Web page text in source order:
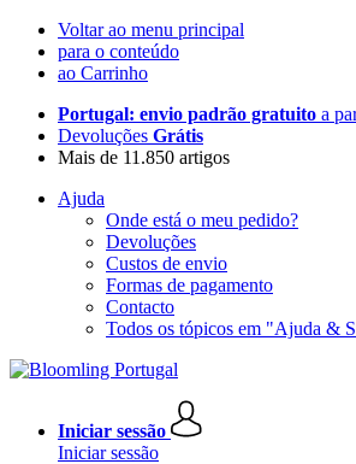
Voltar ao menu principal
para o conteúdo
ao Carrinho
Portugal: envio padrão gratuito a
Devoluções Grátis
Mais de 11.850 artigos
Ajuda
Onde está o meu pedido?
Devoluções
Custos de envio
Formas de pagamento
Contacto
Todos os tópicos em "Ajuda &
Iniciar sessão
Iniciar sessão